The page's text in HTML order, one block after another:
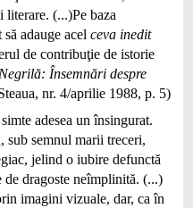
(...)Pe baza
adauge acel ceva inedit
de contribuţie de istorie
Însemnări despre
nr. 4/aprilie 1988, p. 5)
adesea un însingurat.
sub semnul marii treceri,
jelind o iubire defunctă
de dragoste neîmplinită. (...)
imagini vizuale, dar, ca în